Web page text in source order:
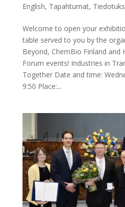
English, Tapahtumat,
Welcome to open your
table served to you by the
Beyond, ChemBio Finland and
Forum events! Industries in
Together Date and time:
9:50 Place:...